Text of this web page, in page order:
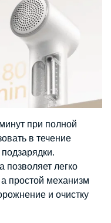
при полной
в течение
позволяет легко
простой механизм
и очистку